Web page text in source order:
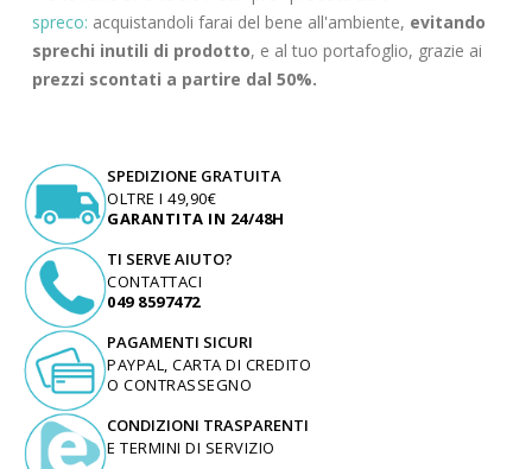
spreco: acquistandoli farai del bene all'ambiente, evitando
sprechi inutili di prodotto, e al tuo portafoglio, grazie ai
prezzi scontati a partire dal 50%.
SPEDIZIONE GRATUITA
OLTRE I 49,90€
GARANTITA IN 24/48H
TI SERVE AIUTO?
CONTATTACI
049 8597472
PAGAMENTI SICURI
PAYPAL, CARTA DI CREDITO
O CONTRASSEGNO
CONDIZIONI TRASPARENTI
E TERMINI DI SERVIZIO